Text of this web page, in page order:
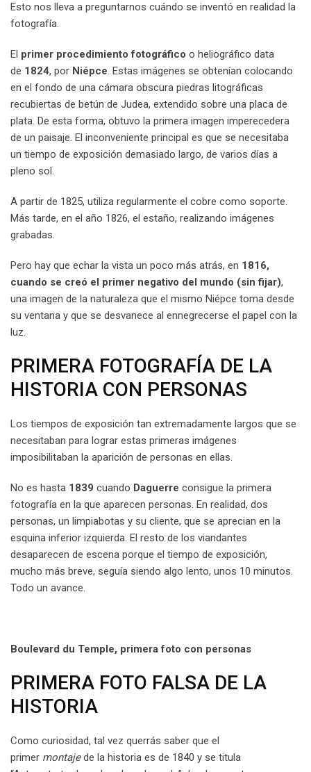
Esto nos lleva a preguntarnos cuándo se inventó en realidad la
fotografía.
El primer procedimiento fotográfico o heliográfico data
de 1824, por Niépce. Estas imágenes se obtenían colocando
en el fondo de una cámara obscura piedras litográficas
recubiertas de betún de Judea, extendido sobre una placa de
plata. De esta forma, obtuvo la primera imagen imperecedera
de un paisaje. El inconveniente principal es que se necesitaba
un tiempo de exposición demasiado largo, de varios días a
pleno sol.
A partir de 1825, utiliza regularmente el cobre como soporte.
Más tarde, en el año 1826, el estaño, realizando imágenes
grabadas.
Pero hay que echar la vista un poco más atrás, en 1816,
cuando se creó el primer negativo del mundo (sin fijar),
una imagen de la naturaleza que el mismo Niépce toma desde
su ventana y que se desvanece al ennegrecerse el papel con la
luz.
PRIMERA FOTOGRAFÍA DE LA
HISTORIA CON PERSONAS
Los tiempos de exposición tan extremadamente largos que se
necesitaban para lograr estas primeras imágenes
imposibilitaban la aparición de personas en ellas.
No es hasta 1839 cuando Daguerre consigue la primera
fotografía en la que aparecen personas. En realidad, dos
personas, un limpiabotas y su cliente, que se aprecian en la
esquina inferior izquierda. El resto de los viandantes
desaparecen de escena porque el tiempo de exposición,
mucho más breve, seguía siendo algo lento, unos 10 minutos.
Todo un avance.
Boulevard du Temple, primera foto con personas
PRIMERA FOTO FALSA DE LA
HISTORIA
Como curiosidad, tal vez querrás saber que el
primer montajede la historia es de 1840 y se titula